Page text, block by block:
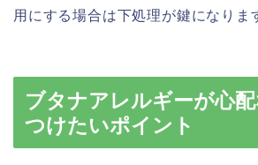
用にする場合は下処理が鍵になりま
ブタナアレルギーが心
つけたいポイント